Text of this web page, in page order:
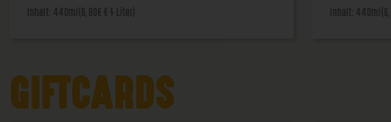
GIFTCARDS